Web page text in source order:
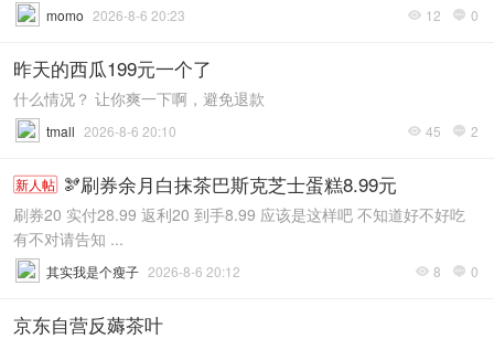
 12  0
momo 2026-8-6 20:23
昨天的西瓜199元一个了
什么情况？ 让你爽一下啊，避免退款
 45  2
tmall 2026-8-6 20:10
新人帖 🫘刷券余月白抹茶巴斯克芝士蛋糕8.99元
刷券20 实付28.99 返利20 到手8.99 应该是这样吧 不知道好不好吃
有不对请告知 ...
 8  0
其实我是个瘦子 2026-8-6 20:12
京东自营反薅茶叶